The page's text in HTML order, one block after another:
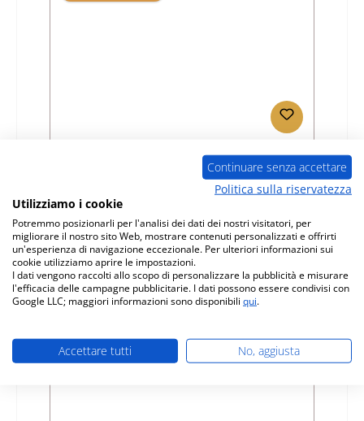
posteriore
01024814
Produttore: Austroflamm
Prezzo normale:
71,12 €
Disponibile, tempi di consegna: 4-6 giorni
Dettagli
Solo 7 disponibili
Continuare senza accettare
Politica sulla riservatezza
Utilizziamo i cookie
Potremmo posizionarli per l'analisi dei dati dei nostri visitatori, per
migliorare il nostro sito Web, mostrare contenuti personalizzati e offrirti
un'esperienza di navigazione eccezionale. Per ulteriori informazioni sui
cookie utilizziamo aprire le impostazioni.
I dati vengono raccolti allo scopo di personalizzare la pubblicità e misurare
l'efficacia delle campagne pubblicitarie. I dati possono essere condivisi con
Google LLC; maggiori informazioni sono disponibili qui.
Accettare tutti No, aggiusta